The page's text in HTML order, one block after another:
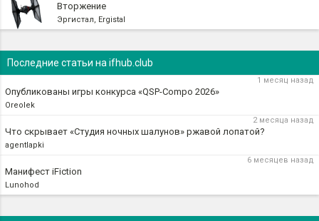
Вторжение
Эргистал, Ergistal
Последние статьи на ifhub.club
1 месяц назад
Опубликованы игры конкурса «QSP-Compo 2026»
Oreolek
2 месяца назад
Что скрывает «Студия ночных шалунов» ржавой лопатой?
agentlapki
6 месяцев назад
Манифест iFiction
Lunohod